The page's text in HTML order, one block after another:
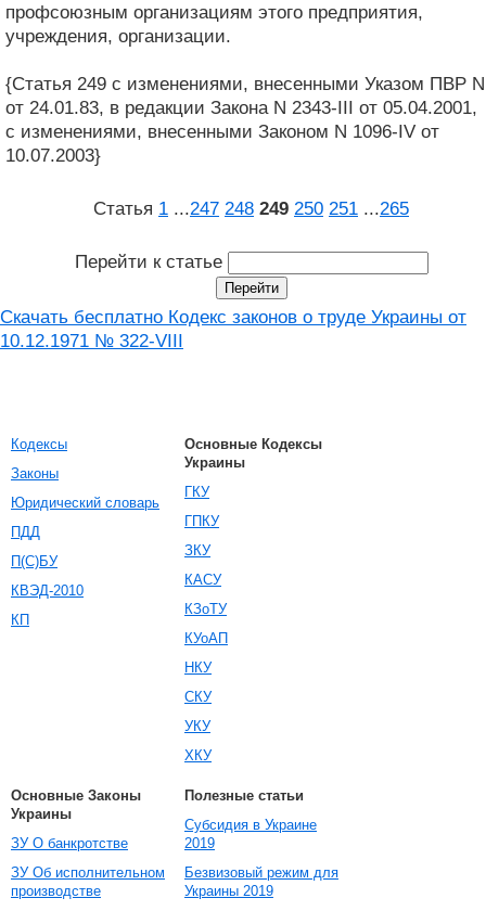
профсоюзным организациям этого предприятия,
учреждения, организации.
{Статья 249 с изменениями, внесенными Указом ПВР N
от 24.01.83, в редакции Закона N 2343-III от 05.04.2001,
с изменениями, внесенными Законом N 1096-IV от
10.07.2003}
Статья 1 ...247 248 249 250 251 ...265
Перейти к статье
Скачать бесплатно Кодекс законов о труде Украины от
10.12.1971 № 322-VIII
Кодексы
Законы
Юридический словарь
ПДД
П(С)БУ
КВЭД-2010
КП
Основные Кодексы
Украины
ГКУ
ГПКУ
ЗКУ
КАСУ
КЗоТУ
КУоАП
НКУ
СКУ
УКУ
ХКУ
Основные Законы
Украины
ЗУ О банкротстве
ЗУ Об исполнительном
производстве
Полезные статьи
Субсидия в Украине
2019
Безвизовый режим для
Украины 2019